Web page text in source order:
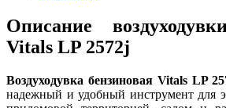
Описание
Vitals LP 2572j
Воздуходувка бензиновая Vitals LP
надежный и удобный инструмент для